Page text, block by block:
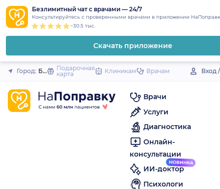
to
content
Безлимитный чат с врачами — 24/7
Консультируйтесь с проверенными врачами в приложении
~30.5 тыс.
Скачать приложение
Закрыть
Город: БобровПодарочная
карта
Клиникам Врачам Вход
Врачи
Услуги
Диагностика
Онлайн-
консультации
ИИ-доктор
Психологи